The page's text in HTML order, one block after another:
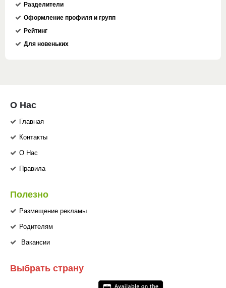
Разделители
Оформление профиля и групп
Рейтинг
Для новеньких
О Нас
Главная
Контакты
О Нас
Правила
Полезно
Размещение рекламы
Родителям
Вакансии
Выбрать страну